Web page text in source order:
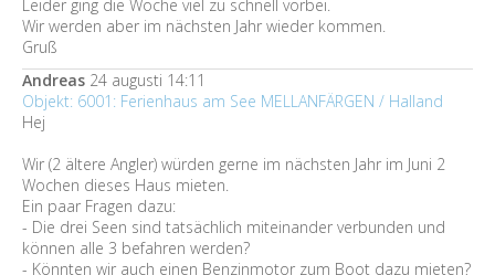
Leider ging die Woche viel zu schnell vorbei.
Wir werden aber im nächsten Jahr wieder kommen.
Gruß
Andreas 24 augusti 14:11
Objekt: 6001: Ferienhaus am See MELLANFÄRGEN / Halland
Hej
Wir (2 ältere Angler) würden gerne im nächsten Jahr im Juni 2
Wochen dieses Haus mieten.
Ein paar Fragen dazu:
- Die drei Seen sind tatsächlich miteinander verbunden und
können alle 3 befahren werden?
- Könnten wir auch einen Benzinmotor zum Boot dazu mieten?